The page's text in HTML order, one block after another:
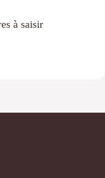
à saisir